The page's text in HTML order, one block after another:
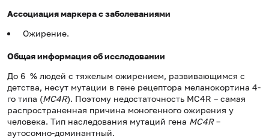
Ассоциация маркера с заболеваниями
Ожирение.
Общая информация об исследовании
До 6 % людей с тяжелым ожирением, развивающимся с
детства, несут мутации в гене рецептора меланокортина 4-
го типа (MC4R). Поэтому недостаточность MC4R – самая
распространенная причина моногенного ожирения у
человека. Тип наследования мутаций гена MC4R–
аутосомно-доминантный.